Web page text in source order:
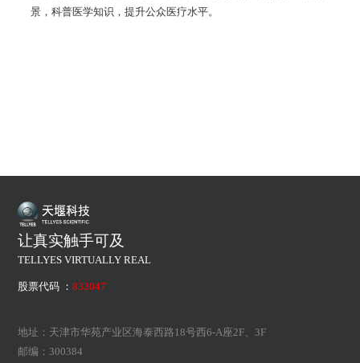
景，科普医学知识，提升公众医疗水平。
让真实触手可及
TELLYES VIRTUALLY REAL
股票代码 ：833047
地址：天津市华苑产业区海泰西路18号西6-A座2F、3F
邮编：300384